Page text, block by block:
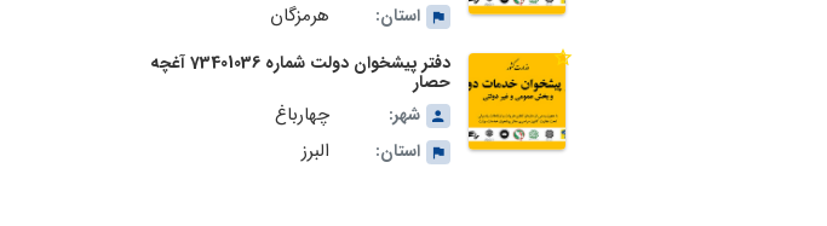
استان: هرمزگان
دفتر پیشخوان دولت شماره 73401036 آغچه
حصار
شهر:
چهارباغ
استان: البرز